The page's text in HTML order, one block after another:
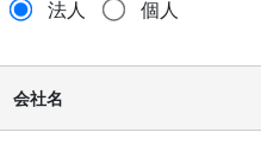
法人 個人
会社名